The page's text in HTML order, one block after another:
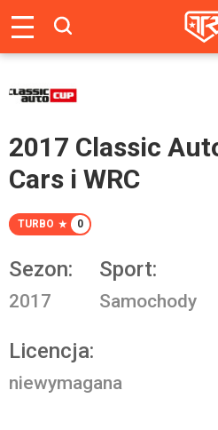
Tablica
Wydarzenia
Giełda
Zaloguj się
2017 Classic
Cars i WRC
TURBO 0
Sezon:
2017
Sport:
Samochody
Licencja:
niewymagana